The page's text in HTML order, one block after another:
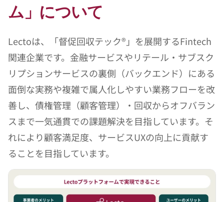
ム」について
Lectoは、「督促回収テック®」を展開するFintech
関連企業です。金融サービスやリテール・サブスク
リプションサービスの裏側（バックエンド）にある
面倒な実務や複雑で属人化しやすい業務フローを改
善し、債権管理（顧客管理）・回収からオフバラン
スまで一気通貫での課題解決を目指しています。そ
れにより顧客満足度、サービスUXの向上に貢献す
ることを目指しています。